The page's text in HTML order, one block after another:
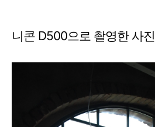
니콘 D500으로 촬영한 사진